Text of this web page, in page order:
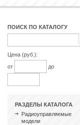
ПОИСК ПО КАТАЛОГУ
Цена (руб.):
от
до
РАЗДЕЛЫ КАТАЛОГА
Радиоуправляемые
модели